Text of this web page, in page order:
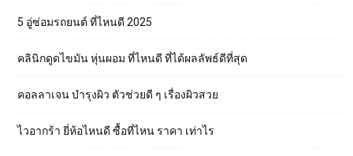
5 อู่ซ่อมรถยนต์ ที่ไหนดี 2025
คลินิกดูดไขมัน หุ่นผอม ที่ไหนดี ที่ได้ผลลัพธ์ดีที่สุด
คอลลาเจน บำรุงผิว ตัวช่วยดี ๆ เรื่องผิวสวย
ไวอากร้า ยี่ห้อไหนดี ซื้อที่ไหน ราคา เท่าไร